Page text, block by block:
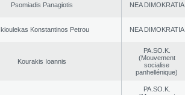
Psomiadis Panagiotis NEA DΙMOKRATIA
Konstantinos Petrou NEA DΙMOKRATIA
Kourakis Ioannis
PA.SO.K.
(Mouvement
socialise
panhellénique)
PA.SO.K.